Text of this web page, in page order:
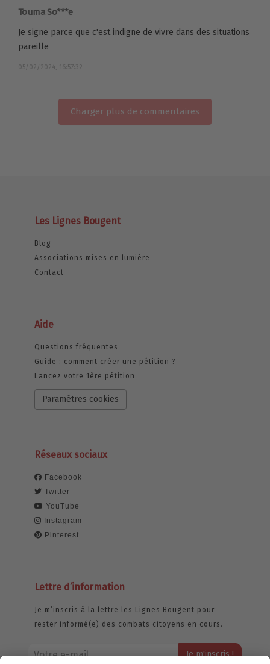
Touma So***e
Je signe parce que c'est indigne de vivre dans des situations
pareille
05/02/2024, 16:57:32
Charger plus de commentaires
Les Lignes Bougent
Blog
Associations mises en lumière
Contact
Aide
Questions fréquentes
Guide : comment créer une pétition ?
Lancez votre 1ère pétition
Paramètres cookies
Réseaux sociaux
Facebook
Twitter
YouTube
Instagram
Pinterest
Lettre d’information
Je m’inscris à la lettre les Lignes Bougent pour
rester informé(e) des combats citoyens en cours.